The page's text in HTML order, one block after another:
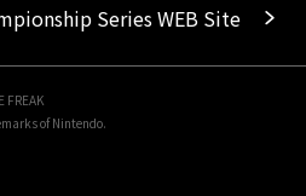
Series WEB Site
of Nintendo.